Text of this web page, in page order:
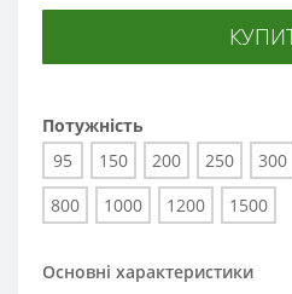
Потужність
95
150 200 250 300
800
1000 1200 1500
Основні характеристики